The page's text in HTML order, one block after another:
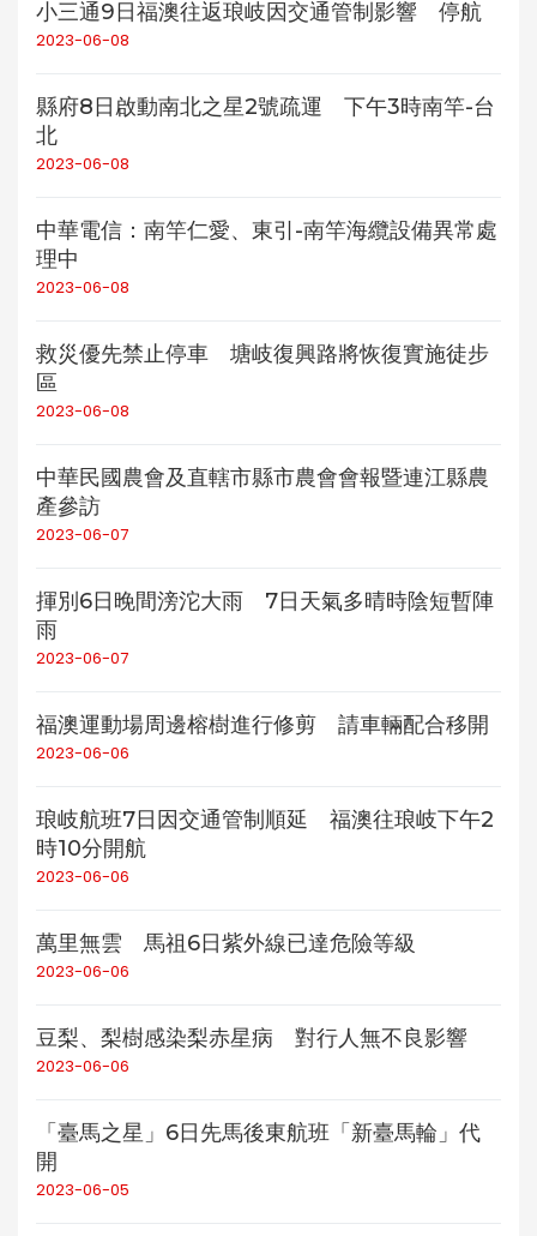
小三通9日福澳往返琅岐因交通管制影響 停航
2023-06-08
縣府8日啟動南北之星2號疏運 下午3時南竿-台
北
2023-06-08
中華電信：南竿仁愛、東引-南竿海纜設備異常處
理中
2023-06-08
救災優先禁止停車 塘岐復興路將恢復實施徒步
區
2023-06-08
中華民國農會及直轄市縣市農會會報暨連江縣農
產參訪
2023-06-07
揮別6日晚間滂沱大雨 7日天氣多晴時陰短暫陣
雨
2023-06-07
福澳運動場周邊榕樹進行修剪 請車輛配合移開
2023-06-06
琅岐航班7日因交通管制順延 福澳往琅岐下午2
時10分開航
2023-06-06
萬里無雲 馬祖6日紫外線已達危險等級
2023-06-06
豆梨、梨樹感染梨赤星病 對行人無不良影響
2023-06-06
「臺馬之星」6日先馬後東航班「新臺馬輪」代
開
2023-06-05